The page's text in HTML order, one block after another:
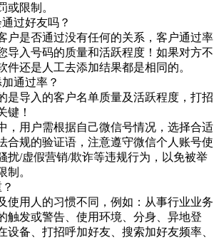
或限制。
过好友吗？
户是否通过没有任何的关系，客户通过率
导入号码的质量和活跃程度！如果对方不
件还是人工去添加结果都是相同的。
通过率？
是导入的客户名单质量及活跃程度，打招
键！
，用户需根据自己微信号情况，选择合适
合规的验证语，注意遵守微信个人账号使
扰/虚假营销/欺诈等违规行为，以免被举
制。
使用人的习惯不同，例如：从事行业业务
触发或警告、使用环境、分身、异地登
设备、打招呼加好友、搜索加好友频率、